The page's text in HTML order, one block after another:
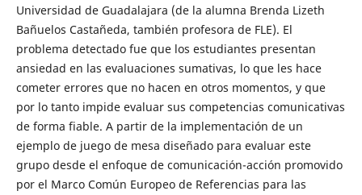
Universidad de Guadalajara (de la alumna Brenda Lizeth
Bañuelos Castañeda, también profesora de FLE). El
problema detectado fue que los estudiantes presentan
ansiedad en las evaluaciones sumativas, lo que les hace
cometer errores que no hacen en otros momentos, y que
por lo tanto impide evaluar sus competencias comunicativas
de forma fiable. A partir de la implementación de un
ejemplo de juego de mesa diseñado para evaluar este
grupo desde el enfoque de comunicación-acción promovido
por el Marco Común Europeo de Referencias para las